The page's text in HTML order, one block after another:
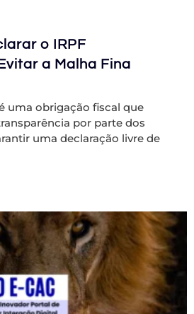
o IRPF
a Malha Fina
uma obrigação fiscal que
por parte dos
uma declaração livre de